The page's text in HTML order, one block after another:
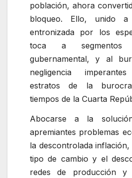
población, ahora
bloqueo. Ello, unido
entronizada por los
toca a segmentos
gubernamental, y al
negligencia
estratos de la
tiempos de la Cuarta
Abocarse a la
apremiantes problemas
la descontrolada
tipo de cambio y el
redes de producción y